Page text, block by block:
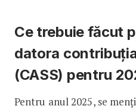
Ce trebuie făcut
datora
(CASS) pentru
Pentru anul 2025, se